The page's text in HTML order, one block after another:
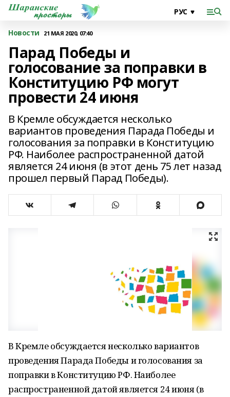
Новости 21 МАЯ 2020, 07:40
Парад Победы и
голосование за поправки в
Конституцию РФ могут
провести 24 июня
В Кремле обсуждается несколько
вариантов проведения Парада Победы и
голосования за поправки в Конституцию
РФ. Наиболее распространенной датой
является 24 июня (в этот день 75 лет назад
прошел первый Парад Победы).
В Кремле обсуждается несколько вариантов
проведения Парада Победы и голосования за
поправки в Конституцию РФ. Наиболее
распространенной датой является 24 июня (в